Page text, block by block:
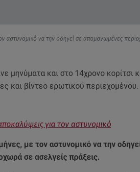
αστυνομικό να την οδηγεί σε απομονωμένες
μηνύματα και στο 14χρονο κορίτσι
και βίντεο ερωτικού περιεχομένου.
για τον αστυνομικό
με τον αστυνομικό να την
σε ασελγείς πράξεις.